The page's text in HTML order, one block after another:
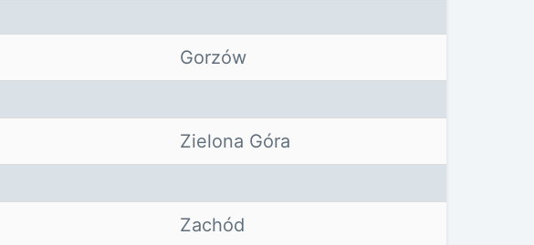
Gorzów
Zielona Góra
Zachód